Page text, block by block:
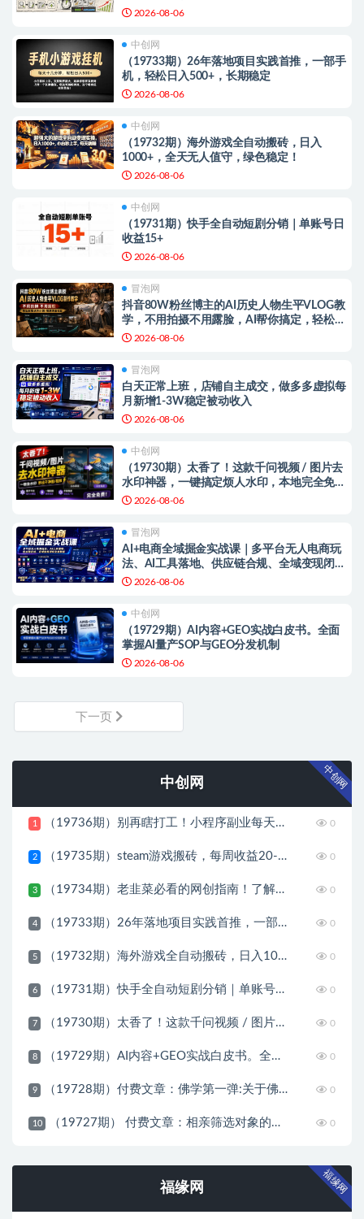
2026-08-06
中创网
（19733期）26年落地项目实践首推，一部手
机，轻松日入500+，长期稳定
2026-08-06
中创网
（19732期）海外游戏全自动搬砖，日入
1000+，全天无人值守，绿色稳定！
2026-08-06
中创网
（19731期）快手全自动短剧分销｜单账号日
收益15+
2026-08-06
冒泡网
抖音80W粉丝博主的AI历史人物生平VLOG教
学，不用拍摄不用露脸，AI帮你搞定，轻松解
锁伙伴计划+精选收益
2026-08-06
冒泡网
白天正常上班，店铺自主成交，做多多虚拟每
月新增1-3W稳定被动收入
2026-08-06
中创网
（19730期）太香了！这款千问视频 / 图片去
水印神器，一键搞定烦人水印，本地完全免
费，浏览器拓展插件
2026-08-06
冒泡网
AI+电商全域掘金实战课｜多平台无人电商玩
法、AI工具落地、供应链合规、全域变现闭环
全套教程
2026-08-06
中创网
（19729期）AI内容+GEO实战白皮书。全面
掌握AI量产SOP与GEO分发机制
2026-08-06
下一页
中创网 中创网
1 （19736期）别再瞎打工！小程序副业每天稳定躺赚200+ 0
2 （19735期）steam游戏搬砖，每周收益20-80%，只需操作1-2个小时，月入稳稳过万，零风险长期做 0
3 （19734期）老韭菜必看的网创指南！了解项目类型，才能找到好的项目，才能拿到想要的结果 0
4 （19733期）26年落地项目实践首推，一部手机，轻松日入500+，长期稳定 0
5 （19732期）海外游戏全自动搬砖，日入1000+，全天无人值守，绿色稳定！ 0
6 （19731期）快手全自动短剧分销｜单账号日收益15+ 0
7 （19730期）太香了！这款千问视频 / 图片去水印神器，一键搞定烦人水印，本地完全免费，浏览器拓展插件 0
8 （19729期）AI内容+GEO实战白皮书。全面掌握AI量产SOP与GEO分发机制 0
9 （19728期）付费文章：佛学第一弹:关于佛学，你只需要记住四个字 0
10 （19727期） 付费文章：相亲筛选对象的高效实用策略，全程落地可实操，规避短择、利己型相亲对象 0
福缘网 福缘网